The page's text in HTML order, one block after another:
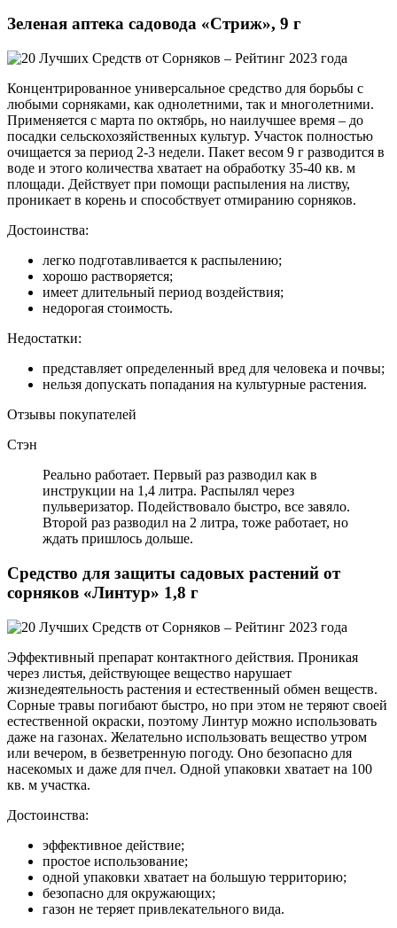
Зеленая аптека садовода «Стриж», 9 г
Концентрированное универсальное средство для борьбы с
любыми сорняками, как однолетними, так и многолетними.
Применяется с марта по октябрь, но наилучшее время – до
посадки сельскохозяйственных культур. Участок полностью
очищается за период 2-3 недели. Пакет весом 9 г разводится в
воде и этого количества хватает на обработку 35-40 кв. м
площади. Действует при помощи распыления на листву,
проникает в корень и способствует отмиранию сорняков.
Достоинства:
легко подготавливается к распылению;
хорошо растворяется;
имеет длительный период воздействия;
недорогая стоимость.
Недостатки:
представляет определенный вред для человека и почвы;
нельзя допускать попадания на культурные растения.
Отзывы покупателей
Стэн
Реально работает. Первый раз разводил как в
инструкции на 1,4 литра. Распылял через
пульверизатор. Подействовало быстро, все завяло.
Второй раз разводил на 2 литра, тоже работает, но
ждать пришлось дольше.
Средство для защиты садовых растений от
сорняков «Линтур» 1,8 г
Эффективный препарат контактного действия. Проникая
через листья, действующее вещество нарушает
жизнедеятельность растения и естественный обмен веществ.
Сорные травы погибают быстро, но при этом не теряют своей
естественной окраски, поэтому Линтур можно использовать
даже на газонах. Желательно использовать вещество утром
или вечером, в безветренную погоду. Оно безопасно для
насекомых и даже для пчел. Одной упаковки хватает на 100
кв. м участка.
Достоинства:
эффективное действие;
простое использование;
одной упаковки хватает на большую территорию;
безопасно для окружающих;
газон не теряет привлекательного вида.